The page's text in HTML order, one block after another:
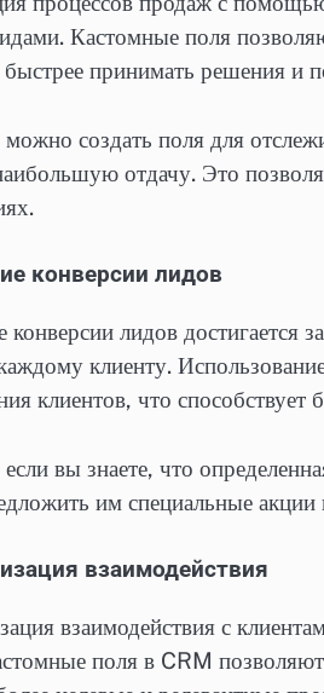
Кастомные поля
принимать решения и
создать поля для
отдачу. Это
конверсии лидов
конверсии лидов достигается
клиенту.
клиентов, что
вы знаете, что
им специальные акции
взаимодействия
взаимодействия с
поля в CRM